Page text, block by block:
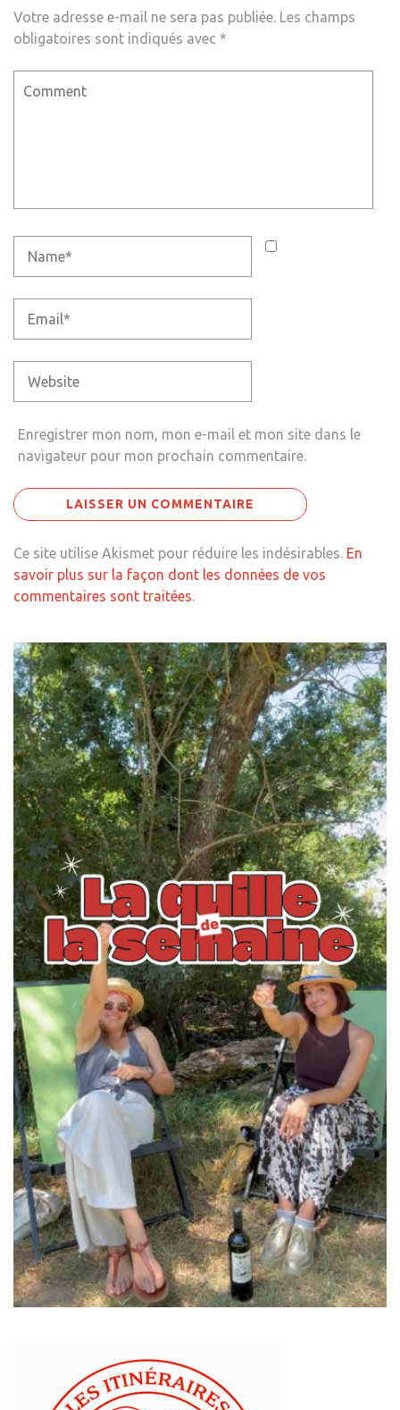
Votre adresse e-mail ne sera pas publiée. Les champs
obligatoires sont indiqués avec *
Enregistrer mon nom, mon e-mail et mon site dans le
navigateur pour mon prochain commentaire.
Ce site utilise Akismet pour réduire les indésirables. En
savoir plus sur la façon dont les données de vos
commentaires sont traitées.